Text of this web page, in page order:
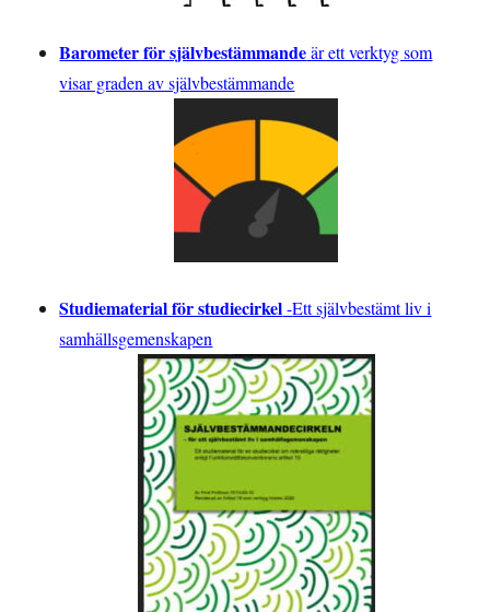
Barometer för självbestämmandeär ett verktyg som
visar graden av självbestämmande
Studiematerial för studiecirkel-Ett självbestämt liv i
samhällsgemenskapen